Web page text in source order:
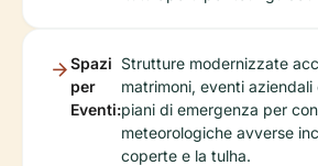
Spazi
per
Eventi:
Strutture modernizzate
matrimoni, eventi aziendali
piani di emergenza per
meteorologiche avverse
coperte e la tulha.